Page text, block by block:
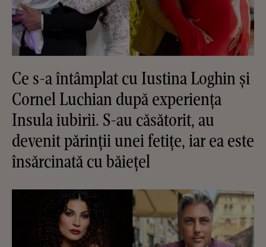
Ce s-a întâmplat cu Iustina Loghin și
Cornel Luchian după experiența
Insula iubirii. S-au căsătorit, au
devenit părinții unei fetițe, iar ea este
însărcinată cu băiețel